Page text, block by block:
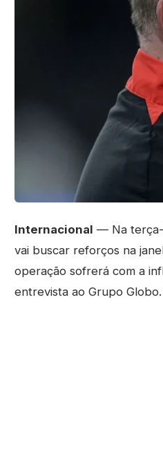
Internacional — Na terça-
vai buscar reforços na
operação sofrerá com a
entrevista ao Grupo